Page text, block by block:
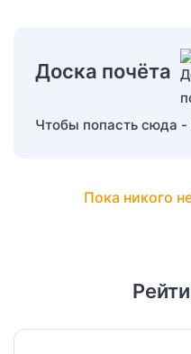
Доска почёта
Чтобы попасть сюда -
Пока никого